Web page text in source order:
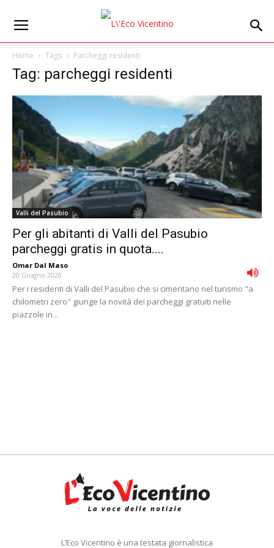
Home Tags Parcheggi residenti
Tag: parcheggi residenti
Valli del Pasubio
Per gli abitanti di Valli del Pasubio
parcheggi gratis in quota....
Omar Dal Maso -
20 Giugno 2020
Per i residenti di Valli del Pasubio che si cimentano nel turismo "a
chilometri zero" giunge la novità dei parcheggi gratuiti nelle
piazzole in...
L’Eco Vicentino è una testata giornalistica